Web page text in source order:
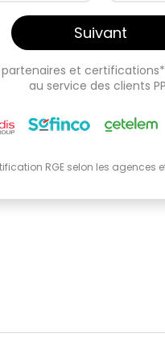
Suivant
partenaires et
au service des clients
RGE selon les agences